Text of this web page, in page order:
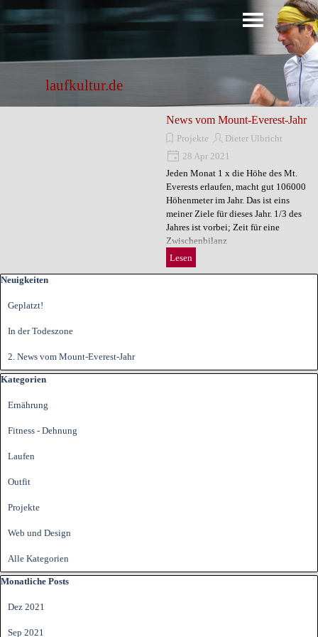
Direkt zum Seiteninhalt Menü überspringen
laufkultur.de
News vom Mount-Everest-Jahr
Projekte
Dieter Ulbricht
28 Apr 2021
Jeden Monat 1 x die Höhe des Mt.
Everests erlaufen, macht gut 106000
Höhenmeter im Jahr. Das ist eins
meiner Ziele für dieses Jahr. 1/3 des
Jahres ist vorbei; Zeit für eine
Zwischenbilanz
Lesen
Block überspringen Neuigkeiten
Neuigkeiten
Geplatzt!
In der Todeszone
2. News vom Mount-Everest-Jahr
Block überspringen Kategorien
Kategorien
Ernährung
Fitness - Dehnung
Laufen
Outfit
Projekte
Web und Design
Alle Kategorien
Block überspringen Monatliche Posts
Monatliche Posts
Dez 2021
Sep 2021